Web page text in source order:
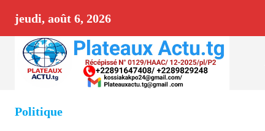
jeudi, août 6, 2026
Politique